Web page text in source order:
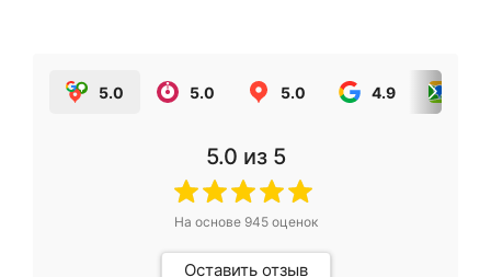
5.0 5.0 5.0 4.9
5.0 из 5
На основе 945оценок
Оставить отзыв